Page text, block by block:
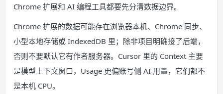
Chrome 扩展和 AI 编程工具都要先分清数据边界。
Chrome 扩展的数据可能存在浏览器本机、Chrome 同步、
小型本地存储或 IndexedDB 里；除非项目明确接了后端，
否则不要默认它有作者服务器。Cursor 里的 Context 主要
是模型上下文窗口，Usage 更偏账号侧 AI 用量，它们都不
是本机 CPU。